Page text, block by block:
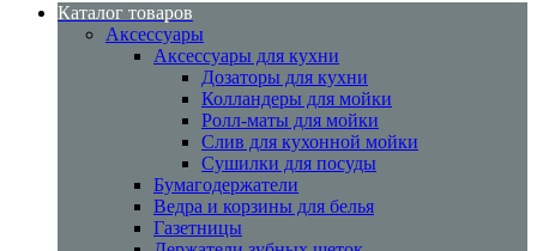
Каталог товаров
Аксессуары
Аксессуары для кухни
Дозаторы для кухни
Колландеры для мойки
Ролл-маты для мойки
Слив для кухонной мойки
Сушилки для посуды
Бумагодержатели
Ведра и корзины для белья
Газетницы